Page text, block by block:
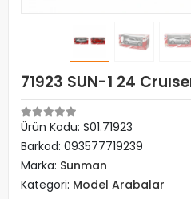
71923 SUN-1 24
Ürün Kodu: S01.71923
Barkod: 093577719239
Marka: Sunman
Kategori: Model Arabalar